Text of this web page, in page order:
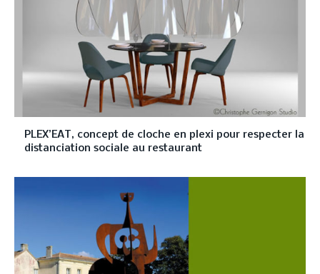
PLEX’EAT, concept de cloche en plexi pour respecter la
distanciation sociale au restaurant